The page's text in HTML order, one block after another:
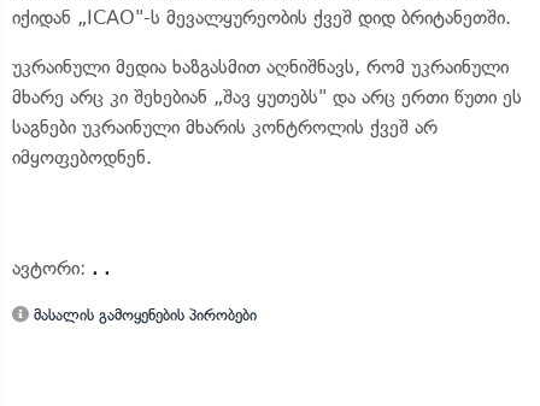
იქიდან „ICAO"-ს მევალყურეობის ქვეშ დიდ ბრიტანეთში.
უკრაინული მედია ხაზგასმით აღნიშნავს, რომ უკრაინული
მხარე არც კი შეხებიან „შავ ყუთებს" და არც ერთი წუთი ეს
საგნები უკრაინული მხარის კონტროლის ქვეშ არ
იმყოფებოდნენ.
ავტორი: . .
მასალის გამოყენების პირობები